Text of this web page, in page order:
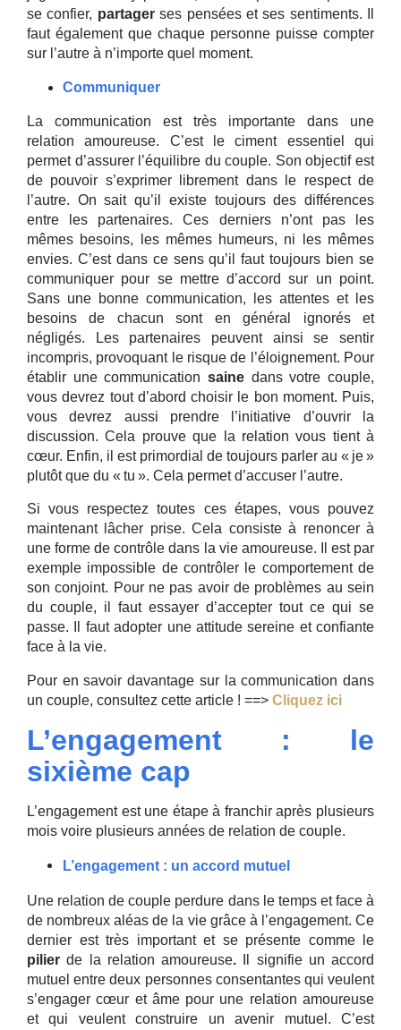
se confier, partagerses pensées et ses sentiments. Il
faut également que chaque personne puisse compter
sur l’autre à n’importe quel moment.
Communiquer
La communication est très importante dans une
relation amoureuse. C’est le ciment essentiel qui
permet d’assurer l’équilibre du couple. Son objectif est
de pouvoir s’exprimer librement dans le respect de
l’autre. On sait qu’il existe toujours des différences
entre les partenaires. Ces derniers n’ont pas les
mêmes besoins, les mêmes humeurs, ni les mêmes
envies. C’est dans ce sens qu’il faut toujours bien se
communiquer pour se mettre d’accord sur un point.
Sans une bonne communication, les attentes et les
besoins de chacun sont en général ignorés et
négligés. Les partenaires peuvent ainsi se sentir
incompris, provoquant le risque de l’éloignement. Pour
établir une communication saine dans votre couple,
vous devrez tout d’abord choisir le bon moment. Puis,
vous devrez aussi prendre l’initiative d’ouvrir la
discussion. Cela prouve que la relation vous tient à
cœur. Enfin, il est primordial de toujours parler au « je »
plutôt que du « tu ». Cela permet d’accuser l’autre.
Si vous respectez toutes ces étapes, vous pouvez
maintenant lâcher prise. Cela consiste à renoncer à
une forme de contrôle dans la vie amoureuse. Il est par
exemple impossible de contrôler le comportement de
son conjoint. Pour ne pas avoir de problèmes au sein
du couple, il faut essayer d’accepter tout ce qui se
passe. Il faut adopter une attitude sereine et confiante
face à la vie.
Pour en savoir davantage sur la communication dans
un couple, consultez cette article ! ==> Cliquez ici
L’engagement : le
sixième cap
L’engagement est une étape à franchir après plusieurs
mois voire plusieurs années de relation de couple.
L’engagement : un accord mutuel
Une relation de couple perdure dans le temps et face à
de nombreux aléas de la vie grâce à l’engagement. Ce
dernier est très important et se présente comme le
pilier de la relation amoureuse. Il signifie un accord
mutuel entre deux personnes consentantes qui veulent
s’engager cœur et âme pour une relation amoureuse
et qui veulent construire un avenir mutuel. C’est